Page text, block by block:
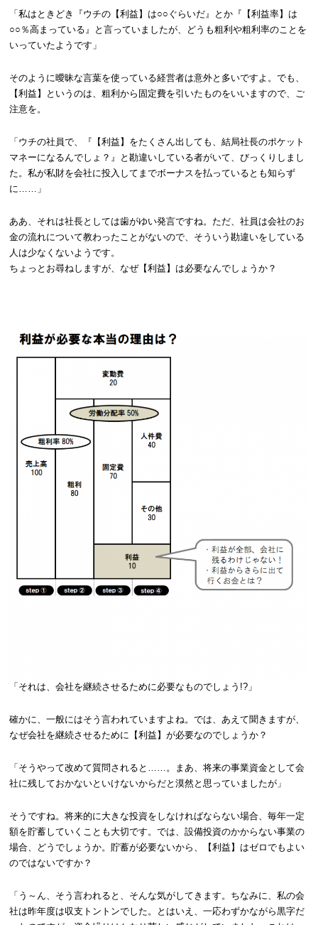
「私はときどき『ウチの【利益】は○○ぐらいだ』とか『【利益率】は
○○％高まっている』と言っていましたが、どうも粗利や粗利率のことを
いっていたようです」
そのように曖昧な言葉を使っている経営者は意外と多いですよ。でも、
【利益】というのは、粗利から固定費を引いたものをいいますので、ご
注意を。
「ウチの社員で、『【利益】をたくさん出しても、結局社長のポケット
マネーになるんでしょ？』と勘違いしている者がいて、びっくりしまし
た。私が私財を会社に投入してまでボーナスを払っているとも知らず
に……」
ああ、それは社長としては歯がゆい発言ですね。ただ、社員は会社のお
金の流れについて教わったことがないので、そういう勘違いをしている
人は少なくないようです。
ちょっとお尋ねしますが、なぜ【利益】は必要なんでしょうか？
「それは、会社を継続させるために必要なものでしょう!?」
確かに、一般にはそう言われていますよね。では、あえて聞きますが、
なぜ会社を継続させるために【利益】が必要なのでしょうか？
「そうやって改めて質問されると……。まあ、将来の事業資金として会
社に残しておかないといけないからだと漠然と思っていましたが」
そうですね。将来的に大きな投資をしなければならない場合、毎年一定
額を貯蓄していくことも大切です。では、設備投資のかからない事業の
場合、どうでしょうか。貯蓄が必要ないから、【利益】はゼロでもよい
のではないですか？
「う～ん、そう言われると、そんな気がしてきます。ちなみに、私の会
社は昨年度は収支トントンでした。とはいえ、一応わずかながら黒字だ